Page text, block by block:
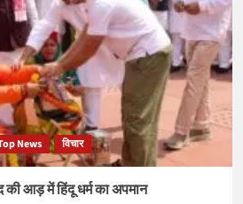
News विचार
की आड़ में हिंदू धर्म का अपमान